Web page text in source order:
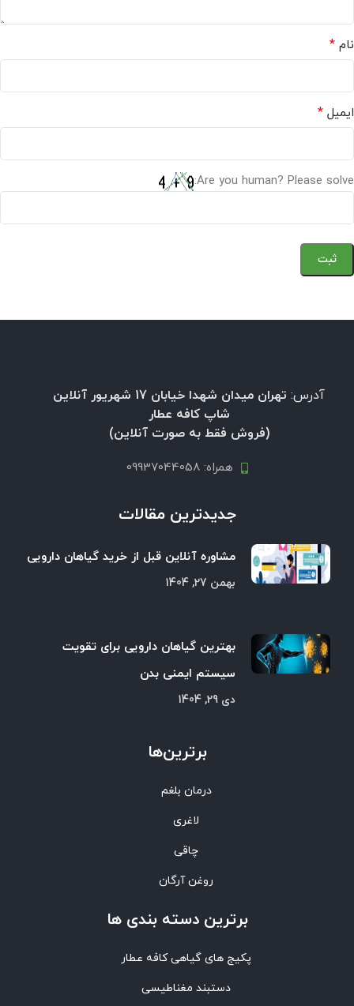
نام *
ایمیل *
Are you human? Please solve:
آدرس:
تهران میدان شهدا خیابان 17 شهریور آنلاین
شاپ کافه عطار
(فروش فقط به صورت آنلاین)
همراه: 09937044058
جدیدترین مقالات
مشاوره آنلاین قبل از خرید گیاهان دارویی
بهمن 27, 1404
بهترین گیاهان دارویی برای تقویت
سیستم ایمنی بدن
دی 29, 1404
برترین‌ها
درمان بلغم
لاغری
چاقی
روغن آرگان
برترین‌ دسته بندی ها
پکیج های گیاهی کافه عطار
دستبند مغناطیسی